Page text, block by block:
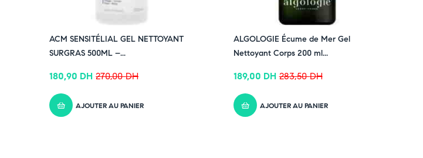
ACM SENSITÉLIAL GEL NETTOYANT
SURGRAS 500ML –...
270,00DH
180,90 DH
AJOUTER AU PANIER
ALGOLOGIE Écume de Mer Gel
Nettoyant Corps 200 ml...
283,50DH
189,00 DH
AJOUTER AU PANIER